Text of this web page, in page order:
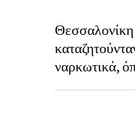
ναρκωτικά,